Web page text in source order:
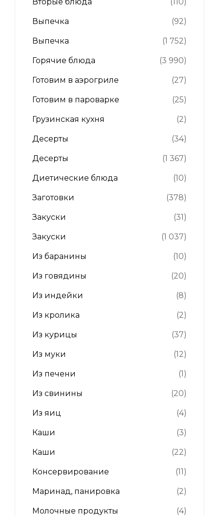
Выпечка (92)
Выпечка (1 752)
Горячие блюда (3 990)
Готовим в аэрогриле (27)
Готовим в пароварке (25)
Грузинская кухня (2)
Десерты (34)
Десерты (1 367)
Диетические блюда (10)
Заготовки (378)
Закуски (31)
Закуски (1 037)
Из баранины (10)
Из говядины (20)
Из индейки (8)
Из кролика (2)
Из курицы (37)
Из муки (12)
Из печени (1)
Из свинины (20)
Из яиц (4)
Каши (3)
Каши (22)
Консервирование (11)
Маринад, панировка (2)
Молочные продукты (4)